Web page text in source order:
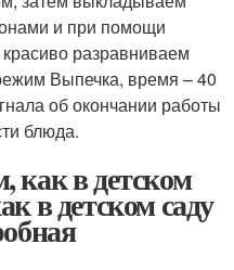
и при помощи
разравниваем
Выпечка, время – 40
об окончании работы
блюда.
как в детском
в детском саду